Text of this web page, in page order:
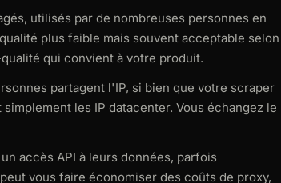
utilisés par de nombreuses personnes en
plus faible mais souvent acceptable selon
qui convient à votre produit.
partagent l'IP, si bien que votre scraper
les IP datacenter. Vous échangez le
accès API à leurs données, parfois
vous faire économiser des coûts de proxy,